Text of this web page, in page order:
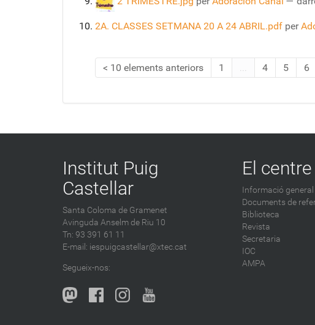
2A. CLASSES SETMANA 20 A 24 ABRIL.pdf per
10 elements anteriors 1 ... 4 5 6
Institut Puig
Castellar
Santa Coloma de Gramenet
Avinguda Anselm de Riu 10
Tn: 93 391 61 11
E-mail: iespuigcastellar@xtec.cat
Segueix-nos:
El centre
Informació general
Documents de
Biblioteca
Revista
Secretaria
IOC
AMPA